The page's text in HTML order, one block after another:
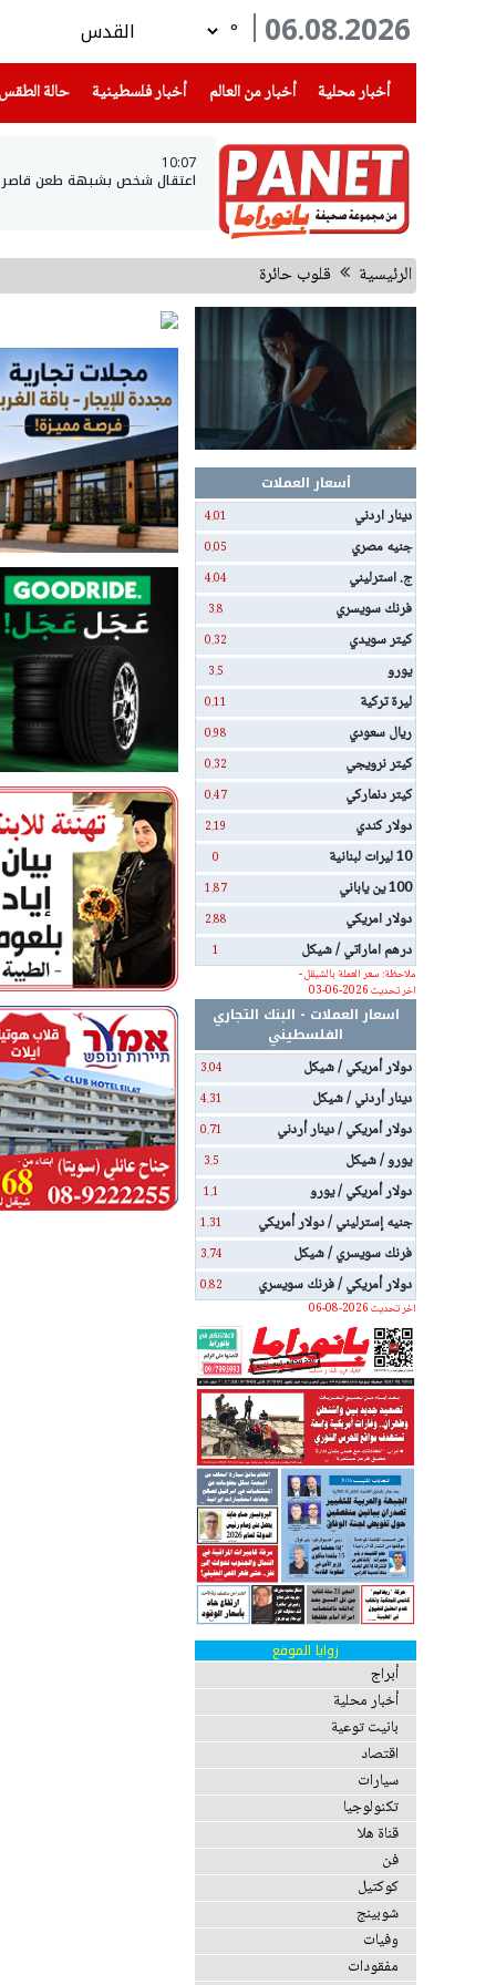
06.08.2026
°
أخبار محلية
(current) أخبار من العالم أخبار فلسطينية(current) حالة الطقس
10:07
اعتقال شخص بشبهة طعن
الرئيسية قلوب حائرة
أسعار العملات
دينار اردني
4.01
جنيه مصري 0.05
ج. استرليني 4.04
فرنك سويسري 3.8
كيتر سويدي 0.32
يورو 3.5
ليرة تركية 0.11
ريال سعودي 0.98
كيتر نرويجي 0.32
كيتر دنماركي 0.47
دولار كندي 2.19
10 ليرات لبنانية 0
100 ين ياباني 1.87
دولار امريكي 2.88
درهم اماراتي / شيكل
1
ملاحظة: سعر العملة بالشيقل -
اخر تحديث 2026-06-03
اسعار العملات - البنك التجاري
الفلسطيني
دولار أمريكي / شيكل
3.04
دينار أردني / شيكل 4.31
دولار أمريكي / دينار أردني 0.71
يورو / شيكل 3.5
دولار أمريكي / يورو 1.1
جنيه إسترليني / دولار أمريكي 1.31
فرنك سويسري / شيكل 3.74
دولار أمريكي / فرنك سويسري
0.82
اخر تحديث 2026-08-06
زوايا الموقع
أبراج
أخبار محلية
بانيت توعية
اقتصاد
سيارات
تكنولوجيا
قناة هلا
فن
كوكتيل
شوبينج
وفيات
مفقودات